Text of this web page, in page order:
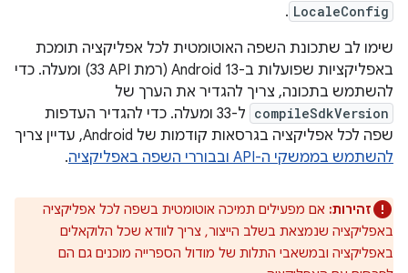
LocaleConfig
.
שימו לב שתכונת השפה האוטומטית לכל אפליקציה תומכת
באפליקציות שפועלות ב-Android 13 (רמת API‏ 33) ומעלה. כדי
להשתמש בתכונה, צריך להגדיר את הערך של
compileSdkVersion
ל-33 ומעלה. כדי להגדיר העדפות
שפה לכל אפליקציה בגרסאות קודמות של Android, עדיין צריך
להשתמש בממשקי ה-API ובבוררי השפה באפליקציה
.
זהירות: אם מפעילים תמיכה אוטומטית בשפה לכל אפליקציה
באפליקציה שנמצאת בשלב הייצור, צריך לוודא שכל הלוקאלים
באפליקציה ובמשאבי התלות של מודול הספרייה מוכנים גם הם